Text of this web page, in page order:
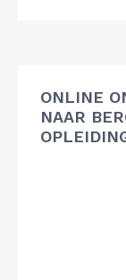
ONLINE
NAAR